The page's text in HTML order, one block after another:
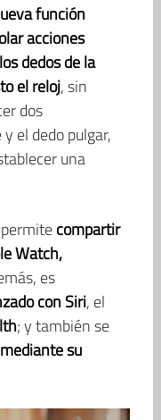
función
acciones
dedos de la
el reloj, sin
dos
el dedo pulgar,
una
compartir
Watch,
es
con Siri, el
; y también se
su